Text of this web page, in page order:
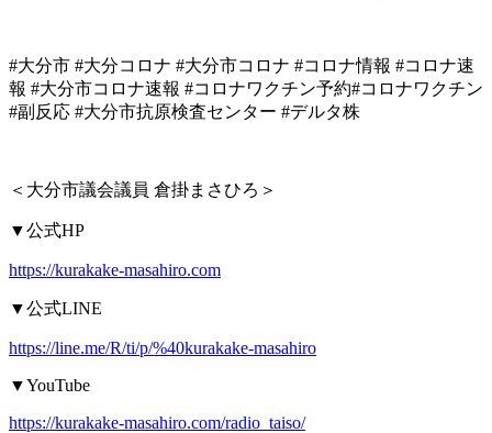
#大分市 #大分コロナ #大分市コロナ #コロナ情報 #コロナ速
報 #大分市コロナ速報 #コロナワクチン予約#コロナワクチン
#副反応 #大分市抗原検査センター #デルタ株
＜大分市議会議員 倉掛まさひろ＞
▼公式HP
https://kurakake-masahiro.com
▼公式LINE
https://line.me/R/ti/p/%40kurakake-masahiro
▼YouTube
https://kurakake-masahiro.com/radio_taiso/